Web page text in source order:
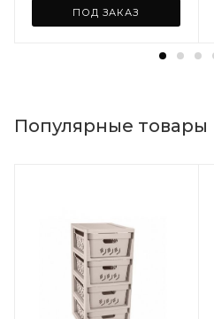
ПОД ЗАКАЗ
Популярные товары